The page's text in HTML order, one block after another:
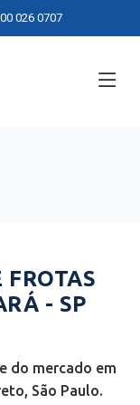
026 0707
- SP
do mercado em
São Paulo.